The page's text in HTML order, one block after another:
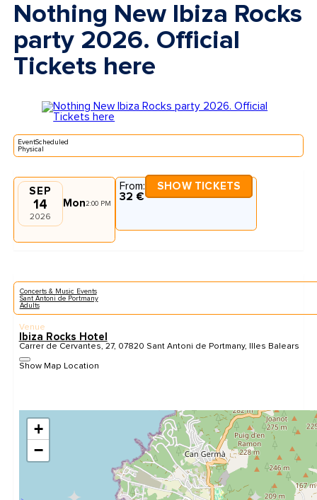
Nothing New Ibiza Rocks
party 2026. Official
Tickets here
EventScheduled
Physical
SEP
14
2026
Mon2:00 PM
From:
32 €
SHOW TICKETS
Concerts & Music Events
Sant Antoni de Portmany
Adults
Venue
Ibiza Rocks Hotel
Carrer de Cervantes, 27, 07820 Sant Antoni de Portmany, Illes Balears
Show Map Location
+
−